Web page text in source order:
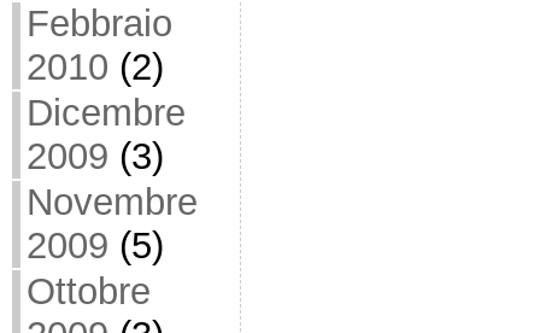
Febbraio
2010 (2)
Dicembre
2009 (3)
Novembre
2009 (5)
Ottobre